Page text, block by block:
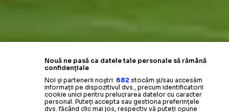
Nouă ne pasă ca datele tale personale să rămână
confidențiale
Noi și partenerii noștri 682 stocăm și/sau accesăm
informații pe dispozitivul dvs., precum identificatorii
cookie unici pentru prelucrarea datelor cu caracter
personal. Puteți accepta sau gestiona preferințele
dvs. făcând clic mai jos, respectiv vă puteți opune